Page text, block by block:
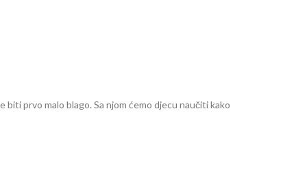
biti prvo malo blago. Sa njom ćemo djecu naučiti kako